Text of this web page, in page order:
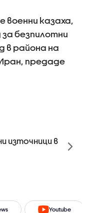
казаха,
безпилотни
в района на
предаде
източници в
Youtube